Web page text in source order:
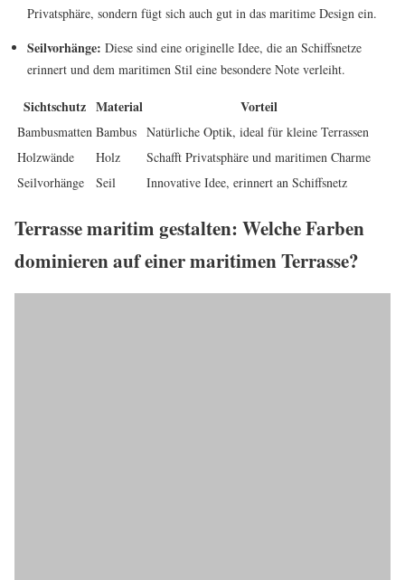
Privatsphäre, sondern fügt sich auch gut in das maritime Design ein.
Seilvorhänge: Diese sind eine originelle Idee, die an Schiffsnetze
erinnert und dem maritimen Stil eine besondere Note verleiht.
Sichtschutz Material Vorteil
Bambusmatten Bambus Natürliche Optik, ideal für kleine Terrassen
Holzwände
Holz
Schafft Privatsphäre und maritimen Charme
Seilvorhänge
Seil Innovative Idee, erinnert an Schiffsnetz
Terrasse maritim gestalten: Welche Farben
dominieren auf einer maritimen Terrasse?